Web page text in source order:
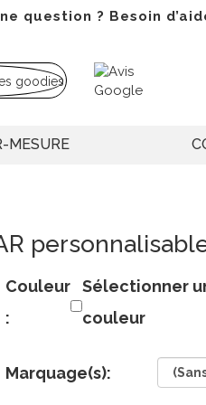
question ? Besoin
MESURE
Couleur
:
Sélectionner
couleur
Marquage(s):